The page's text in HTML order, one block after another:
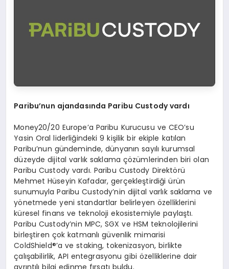
Paribu’nun ajandasında Paribu Custody vardı
Money20/20 Europe’a Paribu Kurucusu ve CEO’su
Yasin Oral liderliğindeki 9 kişilik bir ekiple katılan
Paribu’nun gündeminde, dünyanın sayılı kurumsal
düzeyde dijital varlık saklama çözümlerinden biri olan
Paribu Custody vardı. Paribu Custody Direktörü
Mehmet Hüseyin Kafadar, gerçekleştirdiği ürün
sunumuyla Paribu Custody’nin dijital varlık saklama ve
yönetmede yeni standartlar belirleyen özelliklerini
küresel finans ve teknoloji ekosistemiyle paylaştı.
Paribu Custody’nin MPC, SGX ve HSM teknolojilerini
birleştiren çok katmanlı güvenlik mimarisi
ColdShield®’a ve staking, tokenizasyon, birlikte
çalışabilirlik, API entegrasyonu gibi özelliklerine dair
ayrıntılı bilgi edinme fırsatı buldu.